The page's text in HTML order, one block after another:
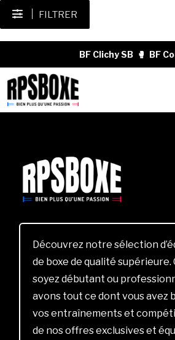
FILTRER
BF Clichy SB 🥊 BF
Découvrez notre sélection
de boxe de qualité supérieure.
soyez débutant ou
avons tout ce dont vous avez
vos entraînements et
de nos offres exclusives et